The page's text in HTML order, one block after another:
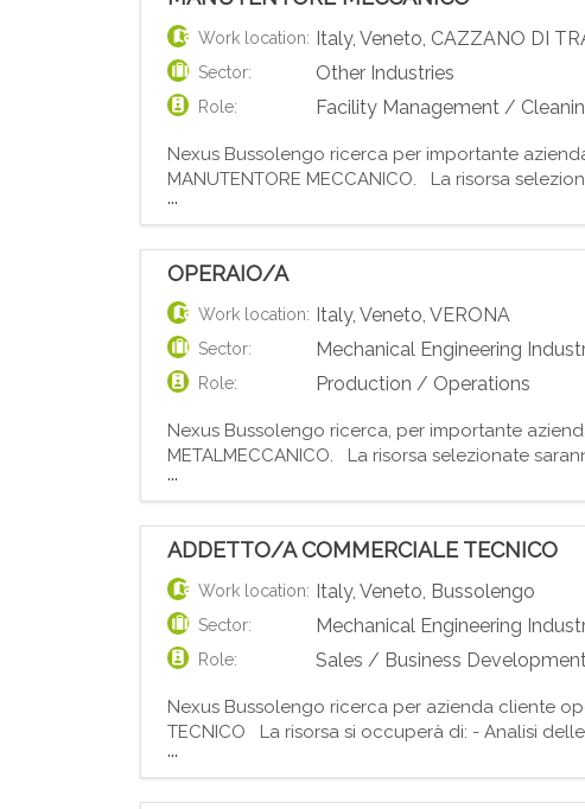
Work location: Italy,Veneto, CAZZANO DI
Sector: Other Industries
Role: Facility Management /
Nexus Bussolengo ricerca per importante
MANUTENTORE MECCANICO. La risorsa
corretto funzionamento dei macchinari e degli
...
OPERAIO/A
Work location: Italy,Veneto,VERONA
Sector: Mechanical Engineering
Role: Production / Operations
Nexus Bussolengo ricerca, per importante
METALMECCANICO. La risorsa selezionate
rettifica dei tubi in ferro. Principali
...
ADDETTO/A COMMERCIALE TECNICO
Work location: Italy,Veneto, Bussolengo
Sector: Mechanical Engineering
Role: Sales / Business
Nexus Bussolengo ricerca per azienda cliente
TECNICO La risorsa si occuperà di: - Analisi
dell'intero iter della commessa,
...